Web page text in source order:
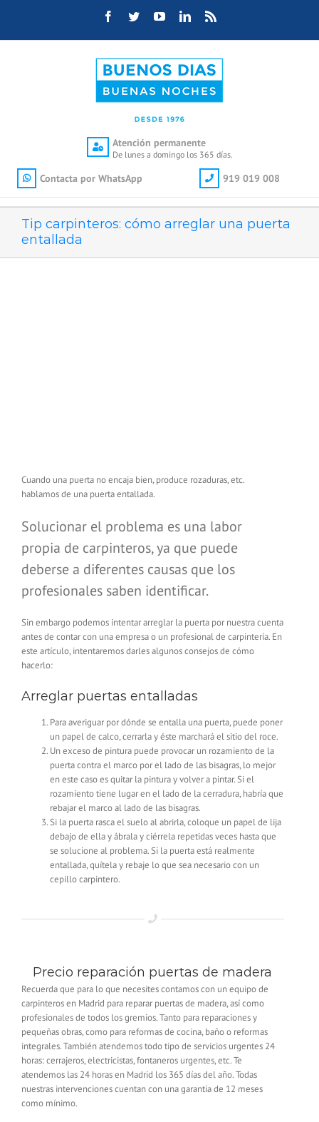
Facebook
TwitterYouTubeLinkedIn
Atención permanente
De lunes a domingo los 365 días.
Contacta por WhatsApp 919 019 008
Tip carpinteros: cómo arreglar una puerta
entallada
Cuando una puerta no encaja bien, produce rozaduras, etc.
hablamos de una puerta entallada.
Solucionar el problema es una labor
propia de carpinteros, ya que puede
deberse a diferentes causas que los
profesionales saben identificar.
Sin embargo podemos intentar arreglar la puerta por nuestra cuenta
antes de contar con una empresa o un profesional de carpintería. En
este artículo, intentaremos darles algunos consejos de cómo
hacerlo:
Arreglar puertas entalladas
Para averiguar por dónde se entalla una puerta, puede poner
un papel de calco, cerrarla y éste marchará el sitio del roce.
Un exceso de pintura puede provocar un rozamiento de la
puerta contra el marco por el lado de las bisagras, lo mejor
en este caso es quitar la pintura y volver a pintar. Si el
rozamiento tiene lugar en el lado de la cerradura, habría que
rebajar el marco al lado de las bisagras.
Si la puerta rasca el suelo al abrirla, coloque un papel de lija
debajo de ella y ábrala y ciérrela repetidas veces hasta que
se solucione al problema. Si la puerta está realmente
entallada, quítela y rebaje lo que sea necesario con un
cepillo carpintero.
Precio reparación puertas de madera
Recuerda que para lo que necesites contamos con un equipo de
carpinteros en Madrid para reparar puertas de madera, así como
profesionales de todos los gremios. Tanto para reparaciones y
pequeñas obras, como para reformas de cocina, baño o reformas
integrales. También atendemos todo tipo de servicios urgentes 24
horas: cerrajeros, electricistas, fontaneros urgentes, etc. Te
atendemos las 24 horas en Madrid los 365 días del año. Todas
nuestras intervenciones cuentan con una garantía de 12 meses
como mínimo.